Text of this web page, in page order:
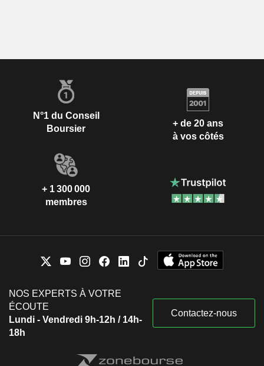
N°1 du Conseil
Boursier
+ de 20 ans
à vos côtés
+ 1 300 000
membres
NOS EXPERTS À VOTRE
ÉCOUTE
Lundi - Vendredi 9h-12h / 14h-
18h
Contactez-nous